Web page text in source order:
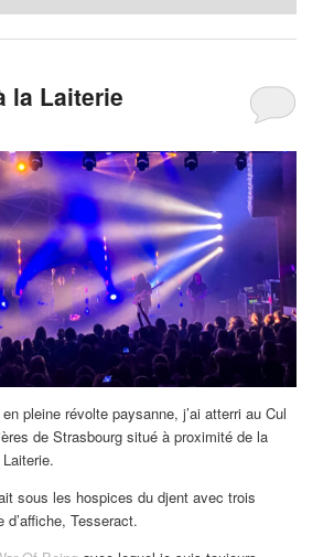
la Laiterie
pleine révolte paysanne, j’ai atterri au Cul
de Strasbourg situé à proximité de la
sous les hospices du djent avec trois
Tesseract.